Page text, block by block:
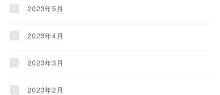
2023年5月
2023年4月
2023年3月
2023年2月